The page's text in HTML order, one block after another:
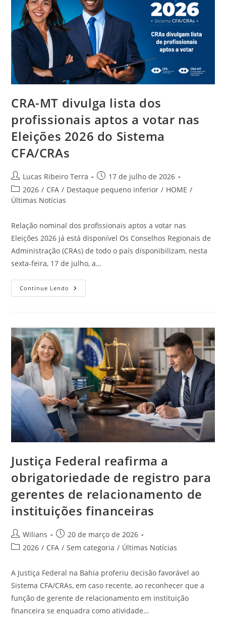
CRA-MT divulga lista dos
profissionais aptos a votar nas
Eleições 2026 do Sistema
CFA/CRAs
Autor
do
post:
Lucas Ribeiro Terra
Post
publicado:
17 de julho de 2026
Categoria
do
2026 / CFA / Destaque pequeno inferior / HOME /
Últimas Notícias
Relação nominal dos profissionais aptos a votar nas
Eleições 2026 já está disponível Os Conselhos Regionais de
Administração (CRAs) de todo o país disponibilizam, nesta
sexta-feira, 17 de julho, a…
Continue Lendo CRA-
MT
Aptos
A
Votar
Nas
Eleições
2026
Do
Sistema
CFA/CRAs
Justiça Federal reafirma a
obrigatoriedade de registro para
gerentes de relacionamento de
instituições financeiras
Autor
do
Wilians
Post
publicado:
20 de março de 2026
Categoria
2026 / CFA / Sem categoria / Últimas Notícias
A Justiça Federal na Bahia proferiu decisão favorável ao
Sistema CFA/CRAs, em caso recente, ao reconhecer que a
função de gerente de relacionamento em instituição
financeira se enquadra como atividade…